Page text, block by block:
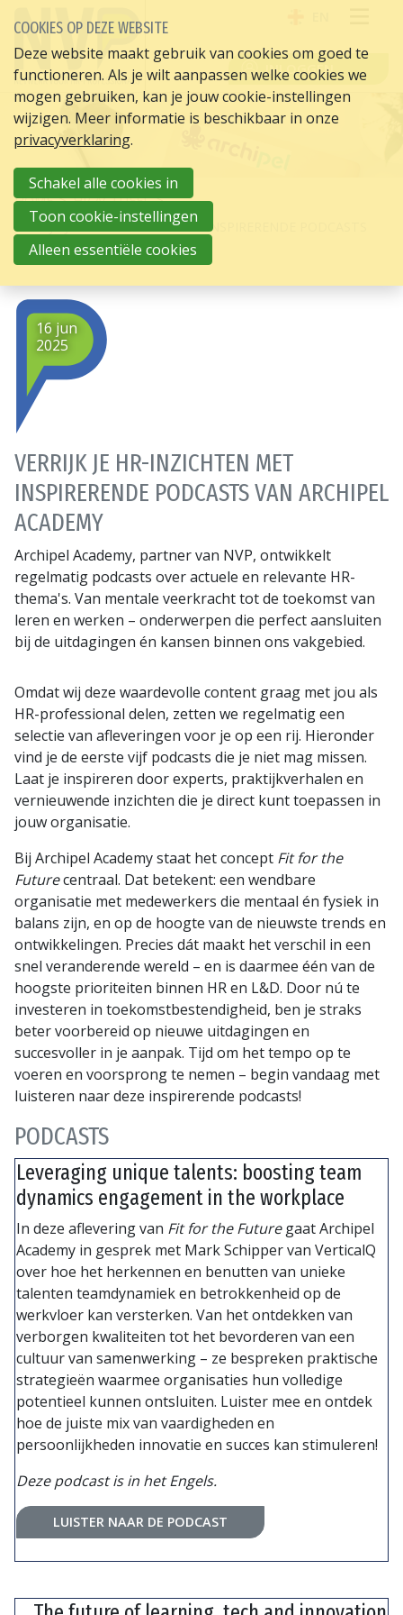
INLOGGEN
HOME
HR ACTUEEL
VERRIJK JE HR-INZICHTEN MET INSPIRERENDE PODCASTS
VAN ARCHIPEL ACADEMY
VERRIJK JE HR-INZICHTEN MET
INSPIRERENDE PODCASTS VAN ARCHIPEL
ACADEMY
16 jun
2025
Archipel Academy, partner van NVP, ontwikkelt
regelmatig podcasts over actuele en relevante HR-
thema's. Van mentale veerkracht tot de toekomst van
leren en werken – onderwerpen die perfect aansluiten
bij de uitdagingen én kansen binnen ons vakgebied.
Omdat wij deze waardevolle content graag met jou als
HR-professional delen, zetten we regelmatig een
selectie van afleveringen voor je op een rij. Hieronder
vind je de eerste vijf podcasts die je niet mag missen.
Laat je inspireren door experts, praktijkverhalen en
vernieuwende inzichten die je direct kunt toepassen in
jouw organisatie.
Bij Archipel Academy staat het concept Fit for the
Futurecentraal. Dat betekent: een wendbare
organisatie met medewerkers die mentaal én fysiek in
balans zijn, en op de hoogte van de nieuwste trends en
ontwikkelingen. Precies dát maakt het verschil in een
snel veranderende wereld – en is daarmee één van de
hoogste prioriteiten binnen HR en L&D. Door nú te
investeren in toekomstbestendigheid, ben je straks
beter voorbereid op nieuwe uitdagingen en
succesvoller in je aanpak. Tijd om het tempo op te
voeren en voorsprong te nemen – begin vandaag met
luisteren naar deze inspirerende podcasts!
PODCASTS
Leveraging unique talents: boosting team
dynamics engagement in the workplace
In deze aflevering van Fit for the Futuregaat Archipel
Academy in gesprek met Mark Schipper van VerticalQ
over hoe het herkennen en benutten van unieke
talenten teamdynamiek en betrokkenheid op de
werkvloer kan versterken. Van het ontdekken van
verborgen kwaliteiten tot het bevorderen van een
cultuur van samenwerking – ze bespreken praktische
strategieën waarmee organisaties hun volledige
potentieel kunnen ontsluiten. Luister mee en ontdek
hoe de juiste mix van vaardigheden en
persoonlijkheden innovatie en succes kan stimuleren!
Deze podcast is in het Engels.
LUISTER NAAR DE PODCAST
COOKIES OP DEZE WEBSITE
Deze website maakt gebruik van cookies om goed te
functioneren. Als je wilt aanpassen welke cookies we
mogen gebruiken, kan je jouw cookie-instellingen
wijzigen. Meer informatie is beschikbaar in onze
privacyverklaring.
Schakel alle cookies in
Toon cookie-instellingen
Alleen essentiële cookies